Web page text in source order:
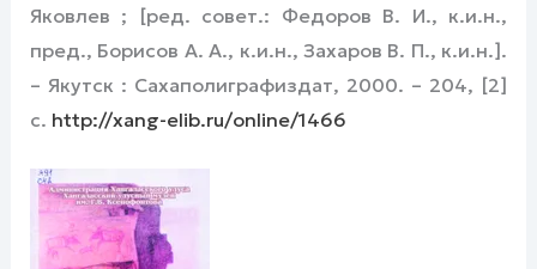
Яковлев ; [ред. совет.: Федоров В. И., к.и.н.,
пред., Борисов А. А., к.и.н., Захаров В. П., к.и.н.].
– Якутск : Сахаполиграфиздат, 2000. – 204, [2]
с. http://xang-elib.ru/online/1466